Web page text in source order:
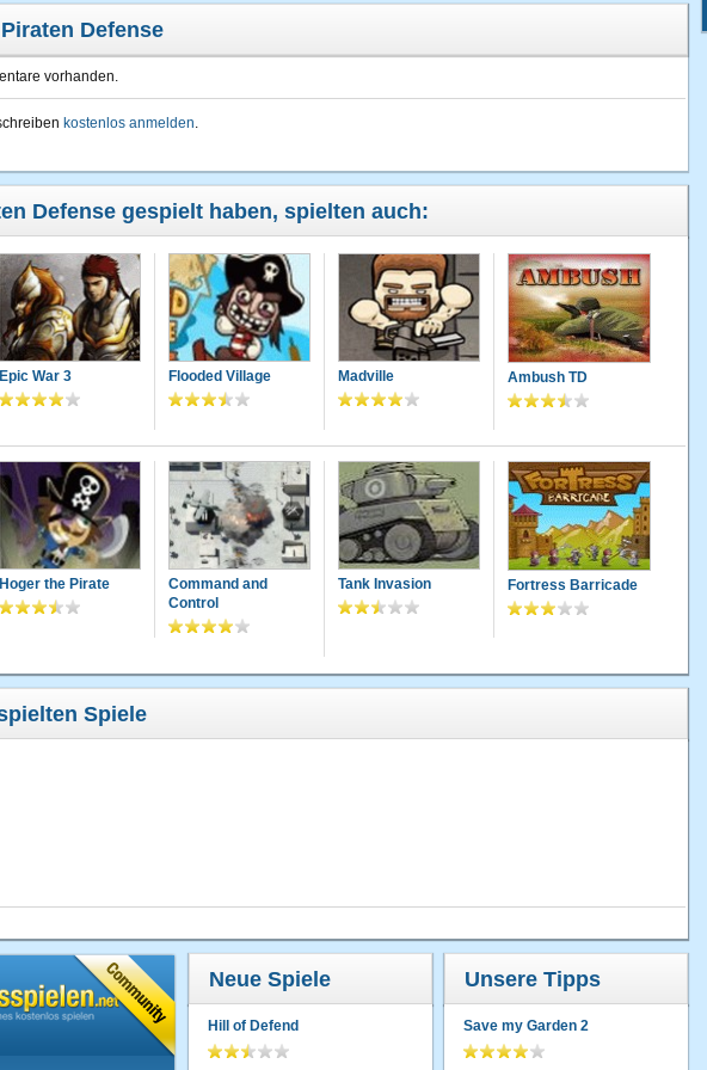
Defense
vorhanden.
kostenlos anmelden.
Defense gespielt haben, spielten auch:
Epic War 3 Flooded Village Madville Ambush TD
Hoger the Pirate
Command and
Control
Tank Invasion Fortress Barricade
Spiele
Neue Spiele
Hill of Defend
Unsere Tipps
Save my Garden 2